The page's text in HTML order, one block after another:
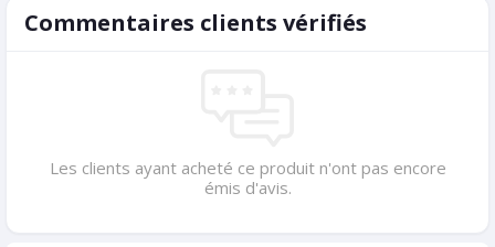
Commentaires clients vérifiés
Les clients ayant acheté ce produit n'ont pas encore
émis d'avis.